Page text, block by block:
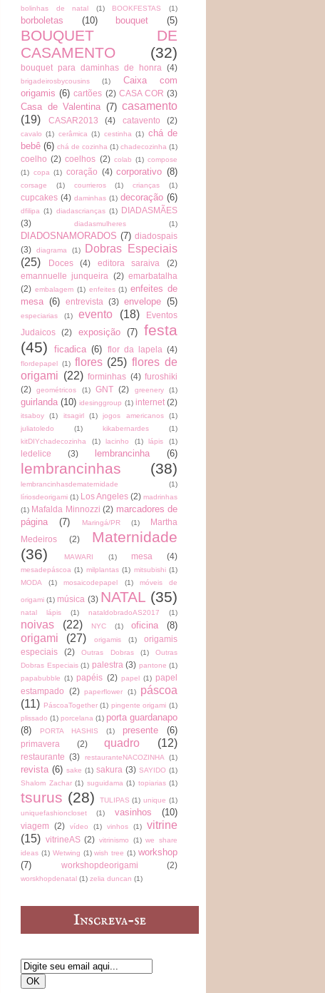
bolinhas de natal
(1) BOOKFESTAS (1)
borboletas (10) bouquet (5)
BOUQUET DE
CASAMENTO
(32)
bouquet para daminhas de honra (4)
brigadeirosbycousins (1)
Caixa com
origamis (6) cartões (2) CASA COR (3)
Casa de Valentina (7) casamento
(19)
CASAR2013 (4) catavento (2)
cavalo (1) cerâmica (1) cestinha (1) chá de
bebê (6) chá de cozinha (1) chadecozinha (1)
coelho (2) coelhos (2) colab (1) compose
(1) copa (1) coração (4) corporativo (8)
corsage (1) courrieros (1) crianças (1)
cupcakes (4) daminhas (1) decoração (6)
dfilipa (1) diadascrianças (1) DIADASMÃES
(3)
diadasmulheres (1)
DIADOSNAMORADOS (7) diadospais
(3)
diagrama (1)
Dobras Especiais
(25)
Doces (4) editora saraiva
(2)
emannuelle junqueira
(2) emarbatalha
(2) embalagem (1) enfeites (1) enfeites de
mesa (6) entrevista (3) envelope (5)
especiarias (1) evento (18)
Eventos
Judaicos
(2) exposição (7)
festa
(45)
ficadica (6) flor da lapela (4)
flordepapel (1) flores (25) flores de
origami (22) forminhas (4) furoshiki
(2)
geométricos (1) GNT (2) greenery (1)
guirlanda (10) idesinggroup (1) internet (2)
itsaboy (1) itsagirl (1) jogos americanos
(1)
juliatoledo
(1) kikabernardes
(1)
kitDIYchadecozinha
(1) lacinho (1) lápis (1)
ledelice (3) lembrancinha (6)
lembrancinhas (38)
lembrancinhasdematernidade
(1)
líriosdeorigami (1) Los Angeles (2) madrinhas
(1) Mafalda Minnozzi (2) marcadores de
página
(7) Maringá/PR (1)
Martha
Medeiros
(2)
Maternidade
(36)
MAWARI (1) mesa (4)
mesadepáscoa (1) milplantas (1) mitsubishi (1)
MODA
(1) mosaicodepapel (1) móveis de
origami (1) música (3) NATAL (35)
natal lápis (1) nataldobradoAS2017 (1)
noivas (22) NYC (1) oficina (8)
origami (27) origamis (1)
origamis
especiais
(2) Outras Dobras (1)
Outras
Dobras Especiais (1) palestra (3) pantone (1)
papabubble (1) papéis (2) papel (1) papel
estampado
(2) paperflower (1)
páscoa
(11) PáscoaTogether (1) pingente origami (1)
plissado (1) porcelana (1) porta guardanapo
(8)
PORTA HASHIS (1) presente (6)
primavera (2) quadro (12)
restaurante (3) restauranteNACOZINHA (1)
revista (6) sake (1) sakura (3) SAYIDO (1)
Shalom Zachar (1) suguidama (1) topiarias (1)
tsurus (28) TULIPAS (1) unique (1)
uniquefashioncloset
(1) vasinhos (10)
viagem (2) vídeo (1) vinhos (1)
vitrine
(15) vitrineAS (2) vitrinismo (1) we share
ideas (1) Wetwing (1) wish tree (1) workshop
(7)
workshopdeorigami (2)
worskhopdenatal (1) zelia duncan (1)